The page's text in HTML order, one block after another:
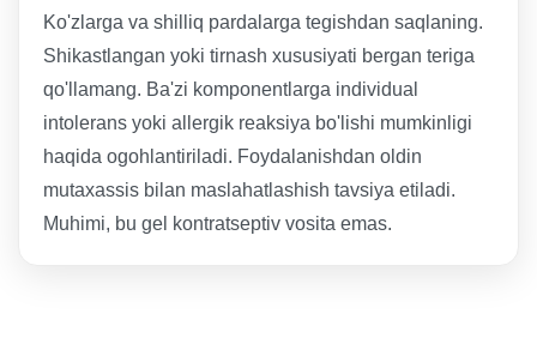
Ko'zlarga va shilliq pardalarga tegishdan saqlaning.
Shikastlangan yoki tirnash xususiyati bergan teriga
qo'llamang. Ba'zi komponentlarga individual
intolerans yoki allergik reaksiya bo'lishi mumkinligi
haqida ogohlantiriladi. Foydalanishdan oldin
mutaxassis bilan maslahatlashish tavsiya etiladi.
Muhimi, bu gel kontratseptiv vosita emas.